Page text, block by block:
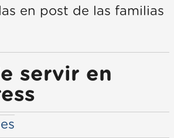
en post de las familias
servir en